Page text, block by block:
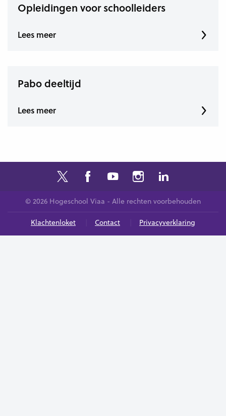
Opleidingen voor schoolleiders
Lees meer
Pabo deeltijd
Lees meer
© 2026 Hogeschool Viaa - Alle rechten voorbehouden
Klachtenloket Contact Privacyverklaring